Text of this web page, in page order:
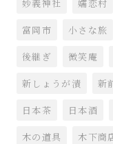
妙義神社 嬬恋村
富岡市 小さな旅
後継ぎ 微笑庵
新しょうが漬 新
日本茶 日本酒
木の道具 木下商